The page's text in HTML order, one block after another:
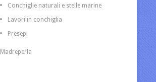
Conchiglie naturali e stelle marine
Lavori in conchiglia
Presepi
Madreperla